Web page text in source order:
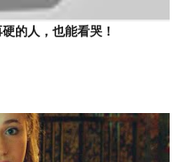
的人，也能看哭！